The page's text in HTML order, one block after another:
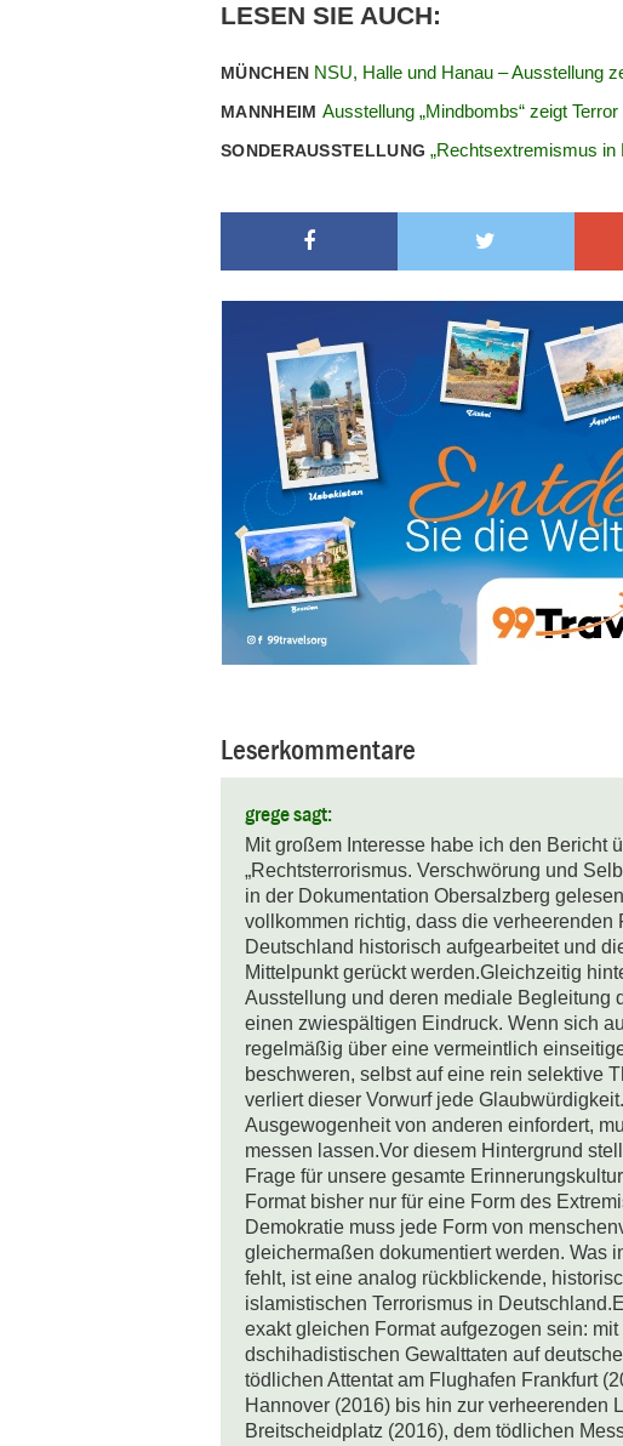
LESEN SIE AUCH:
MÜNCHEN NSU, Halle und Hanau – Ausstellung
MANNHEIM Ausstellung „Mindbombs“ zeigt
SONDERAUSSTELLUNG„Rechtsextremismus in
Leserkommentare
grege sagt:
Mit großem Interesse habe ich den Bericht
„Rechtsterrorismus. Verschwörung und
in der Dokumentation Obersalzberg
vollkommen richtig, dass die verheerenden
Deutschland historisch aufgearbeitet und
Mittelpunkt gerückt werden.Gleichzeitig
Ausstellung und deren mediale Begleitung
einen zwiespältigen Eindruck. Wenn sich
regelmäßig über eine vermeintlich
beschweren, selbst auf eine rein selektive
verliert dieser Vorwurf jede
Ausgewogenheit von anderen einfordert,
messen lassen.Vor diesem Hintergrund
Frage für unsere gesamte
Format bisher nur für eine Form des
Demokratie muss jede Form von
gleichermaßen dokumentiert werden. Was
fehlt, ist eine analog rückblickende,
islamistischen Terrorismus in
exakt gleichen Format aufgezogen sein:
dschihadistischen Gewalttaten auf
tödlichen Attentat am Flughafen Frankfurt
Hannover (2016) bis hin zur verheerenden
Breitscheidplatz (2016), dem tödlichen